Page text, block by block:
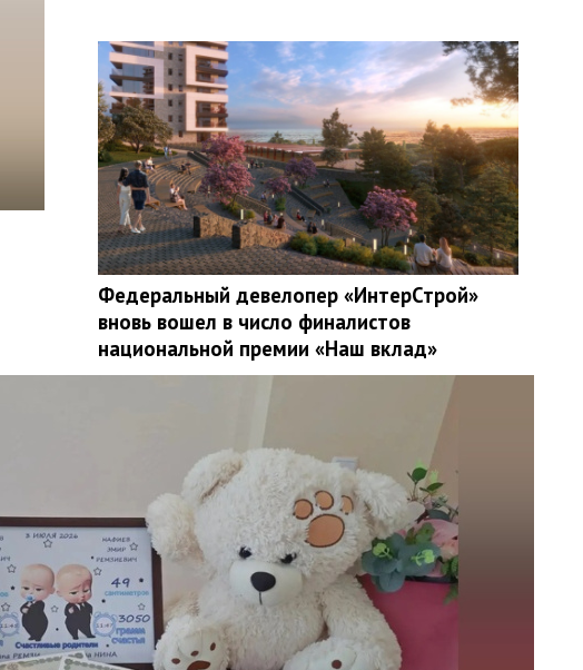
Федеральный девелопер «ИнтерСтрой»
вновь вошел в число финалистов
национальной премии «Наш вклад»